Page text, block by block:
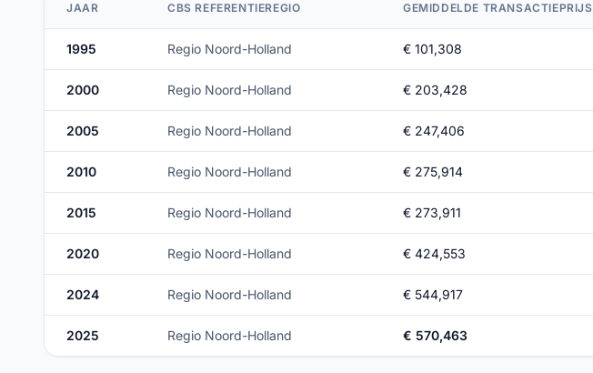
JAAR CBS REFERENTIEREGIO GEMIDDELDE TRANSACTIEPRIJS
1995 Regio Noord-Holland € 101,308
2000 Regio Noord-Holland € 203,428
2005 Regio Noord-Holland € 247,406
2010 Regio Noord-Holland € 275,914
2015 Regio Noord-Holland € 273,911
2020 Regio Noord-Holland € 424,553
2024 Regio Noord-Holland € 544,917
2025 Regio Noord-Holland € 570,463